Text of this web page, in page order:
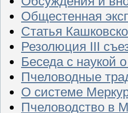
Общестенная
Статья
Резолюция III
Беседа с наукой
Пчеловодные
О системе
Пчеловодство в